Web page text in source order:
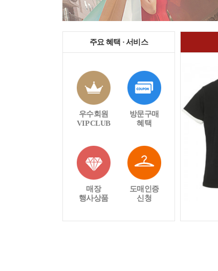
주요 혜택 · 서비스
우수회원
VIP CLUB
방문구매
혜택
매장
행사상품
도매인증
신청